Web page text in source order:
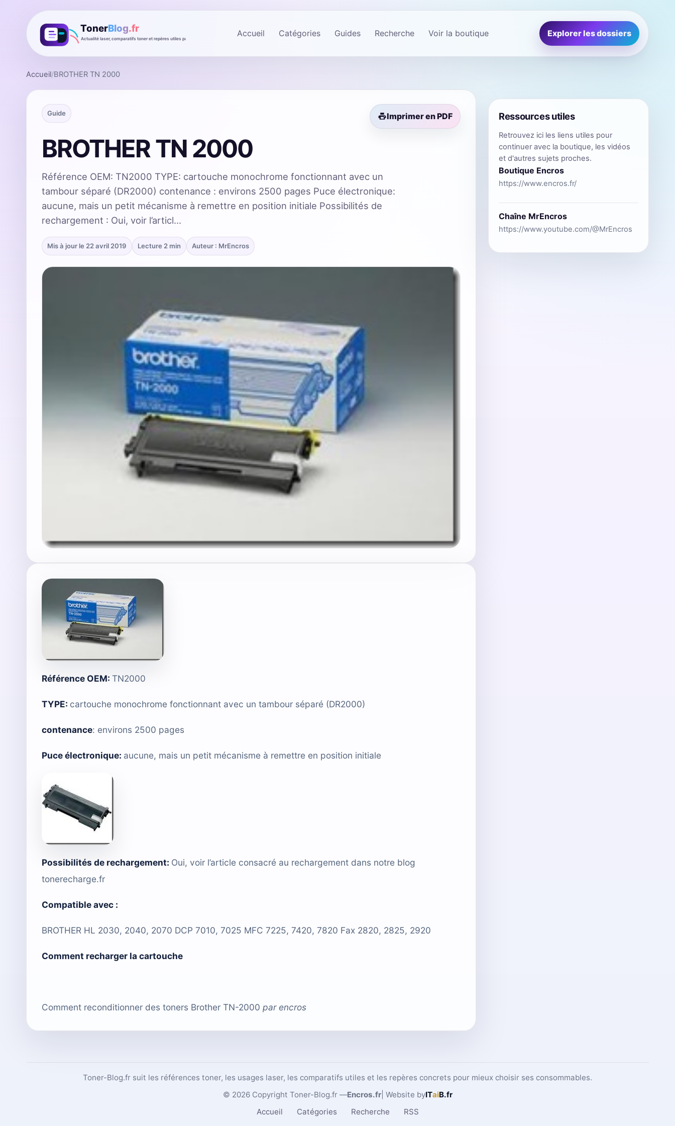
Accueil Catégories Guides Recherche Voir la boutique Explorer les dossiers
Accueil/BROTHER TN 2000
Guide Imprimer en PDF
BROTHER TN 2000
Référence OEM: TN2000 TYPE: cartouche monochrome fonctionnant avec un
tambour séparé (DR2000) contenance : environs 2500 pages Puce électronique:
aucune, mais un petit mécanisme à remettre en position initiale Possibilités de
rechargement : Oui, voir l’articl…
Mis à jour le 22 avril 2019 Lecture 2 min Auteur : MrEncros
Référence OEM: TN2000
TYPE: cartouche monochrome fonctionnant avec un tambour séparé (DR2000)
contenance: environs 2500 pages
Puce électronique: aucune, mais un petit mécanisme à remettre en position initiale
Possibilités de rechargement: Oui, voir l’article consacré au rechargement dans notre blog
tonerecharge.fr
Compatible avec :
BROTHER HL 2030, 2040, 2070 DCP 7010, 7025 MFC 7225, 7420, 7820 Fax 2820, 2825, 2920
Comment recharger la cartouche
Comment reconditionner des toners Brother TN-2000 parencros
Ressources utiles
Retrouvez ici les liens utiles pour
continuer avec la boutique, les vidéos
et d'autres sujets proches.
Boutique Encros
https://www.encros.fr/
Chaîne MrEncros
https://www.youtube.com/@MrEncros
Toner-Blog.fr suit les références toner, les usages laser, les comparatifs utiles et les repères concrets pour mieux choisir ses consommables.
© 2026 Copyright Toner-Blog.fr —Encros.fr| Website byITaiB.fr
Accueil
Catégories Recherche RSS